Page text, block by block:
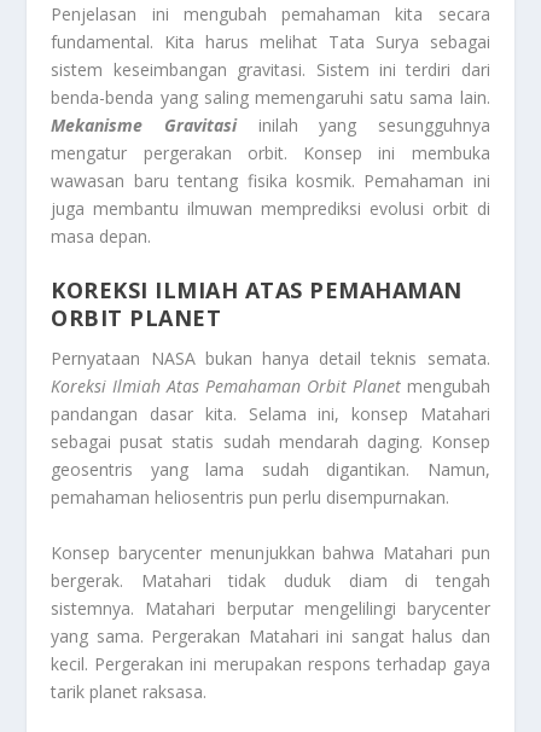
Penjelasan ini mengubah pemahaman kita secara
fundamental. Kita harus melihat Tata Surya sebagai
sistem keseimbangan gravitasi. Sistem ini terdiri dari
benda-benda yang saling memengaruhi satu sama lain.
Mekanisme Gravitasiinilah yang sesungguhnya
mengatur pergerakan orbit. Konsep ini membuka
wawasan baru tentang fisika kosmik. Pemahaman ini
juga membantu ilmuwan memprediksi evolusi orbit di
masa depan.
KOREKSI ILMIAH ATAS PEMAHAMAN
ORBIT PLANET
Pernyataan NASA bukan hanya detail teknis semata.
Koreksi Ilmiah Atas Pemahaman Orbit Planetmengubah
pandangan dasar kita. Selama ini, konsep Matahari
sebagai pusat statis sudah mendarah daging. Konsep
geosentris yang lama sudah digantikan. Namun,
pemahaman heliosentris pun perlu disempurnakan.
Konsep barycenter menunjukkan bahwa Matahari pun
bergerak. Matahari tidak duduk diam di tengah
sistemnya. Matahari berputar mengelilingi barycenter
yang sama. Pergerakan Matahari ini sangat halus dan
kecil. Pergerakan ini merupakan respons terhadap gaya
tarik planet raksasa.